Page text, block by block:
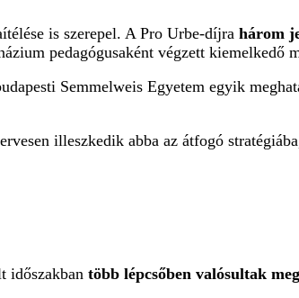
is szerepel. A Pro Urbe-díjra három
pedagógusaként végzett kiemelkedő
Semmelweis Egyetem egyik
illeszkedik abba az átfogó
időszakban több lépcsőben valósultak meg